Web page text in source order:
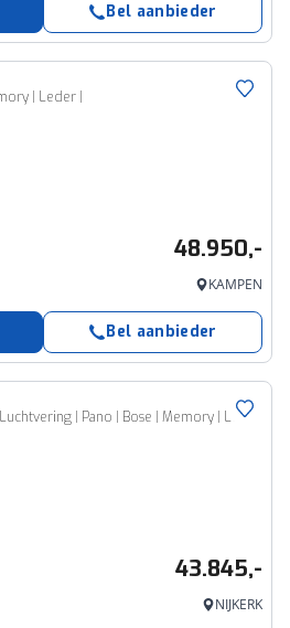
Bel aanbieder
| Leder |
48.950,-
KAMPEN
Bel aanbieder
| Pano | Bose | Memory | Leer
43.845,-
NIJKERK